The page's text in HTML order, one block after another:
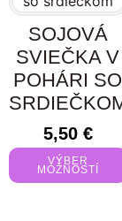
SOJOVÁ
SVIEČKA V
POHÁRI SO
5,50 €
VÝBER
MOŽNOSTÍ